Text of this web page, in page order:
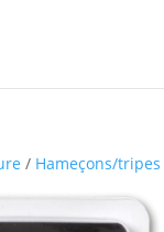
/ Hameçons/tripes